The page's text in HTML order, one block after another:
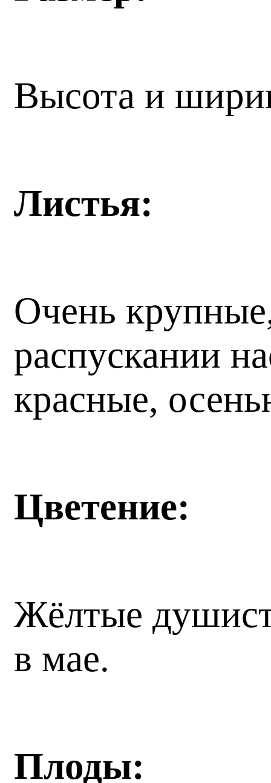
Высота и
Листья:
Очень
распускании
красные,
Цветение:
Жёлтые
в мае.
Плоды: